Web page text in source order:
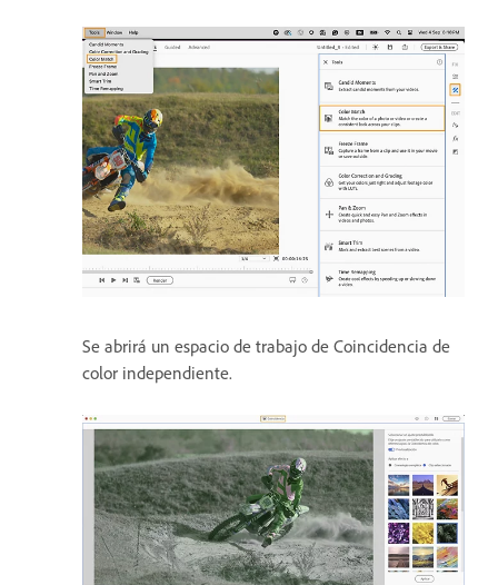
Se abrirá un espacio de trabajo de Coincidencia de
color independiente.